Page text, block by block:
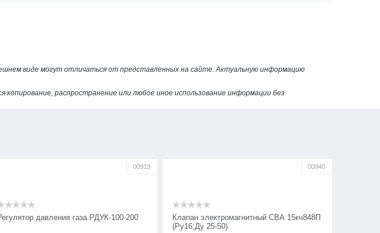
виде могут отличаться от представленных на сайте. Актуальную информацию
распространение или любое иное использование информации без
00919
давления газа РДУК-100-200
00940
Клапан электромагнитный СВА 15кч848П
(Ру16;Ду 25-50)